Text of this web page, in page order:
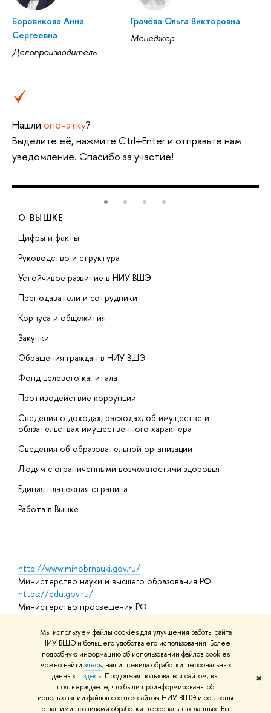
Мы используем файлы cookies для улучшения работы сайта
НИУ ВШЭ и большего удобства его использования. Более
подробную информацию об использовании файлов cookies
можно найти здесь, наши правила обработки персональных
данных –здесь. Продолжая пользоваться сайтом, вы
подтверждаете, что были проинформированы об
использовании файлов cookies сайтом НИУ ВШЭ и согласны
с нашими правилами обработки персональных данных. Вы
✖
Боровикова Анна
Сергеевна
Делопроизводитель
Грачёва Ольга Викторовна
Менеджер
Нашли опечатку?
Выделите её, нажмите Ctrl+Enter и отправьте нам
уведомление. Спасибо за участие!
О ВЫШКЕ
Цифры и факты
Руководство и структура
Устойчивое развитие в НИУ ВШЭ
Преподаватели и сотрудники
Корпуса и общежития
Закупки
Обращения граждан в НИУ ВШЭ
Фонд целевого капитала
Противодействие коррупции
Сведения о доходах, расходах, об имуществе и
обязательствах имущественного характера
Сведения об образовательной организации
Людям с ограниченными возможностями здоровья
Единая платежная страница
Работа в Вышке
http://www.minobrnauki.gov.ru/
Министерство науки и высшего образования РФ
https://edu.gov.ru/
Министерство просвещения РФ
Массовые открытые онлайн-курсы
© НИУ ВШЭ 1993–2026 Адреса и контактыУсловия
использования материаловПолитика конфиденциальности
Шрифты HSE Sans и HSE Slab разработаны в
Школе дизайна НИУ